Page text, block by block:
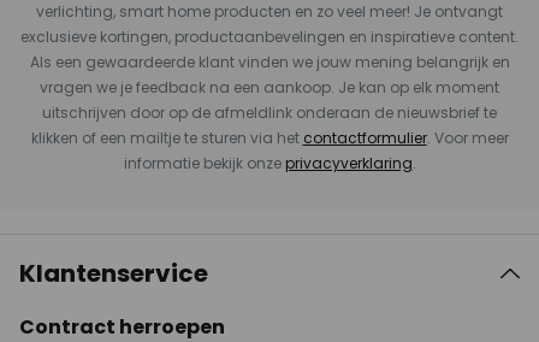
verlichting, smart home producten en zo veel meer! Je ontvangt
exclusieve kortingen, productaanbevelingen en inspiratieve content.
Als een gewaardeerde klant vinden we jouw mening belangrijk en
vragen we je feedback na een aankoop. Je kan op elk moment
uitschrijven door op de afmeldlink onderaan de nieuwsbrief te
klikken of een mailtje te sturen via het contactformulier. Voor meer
informatie bekijk onze privacyverklaring.
Klantenservice
Contract herroepen